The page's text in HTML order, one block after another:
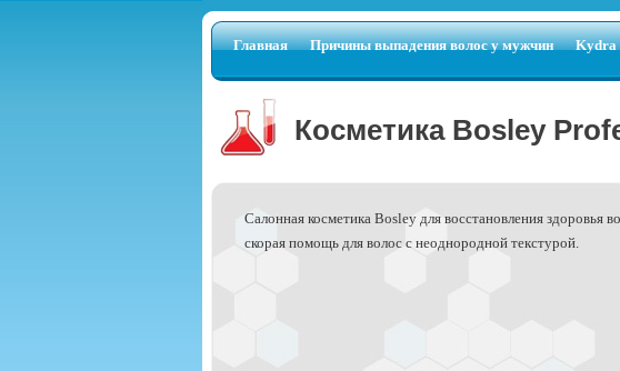
Главная Причины выпадения волос у мужчин Kydra
Косметика Bosley
Салонная косметика Bosley для восстановления здоровья
скорая помощь для волос с неоднородной текстурой.